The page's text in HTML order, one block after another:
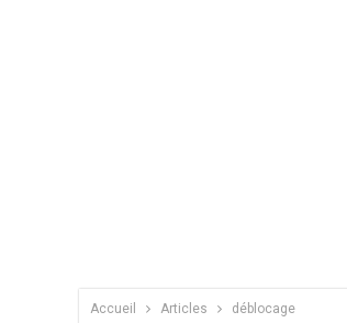
Accueil Articles déblocage